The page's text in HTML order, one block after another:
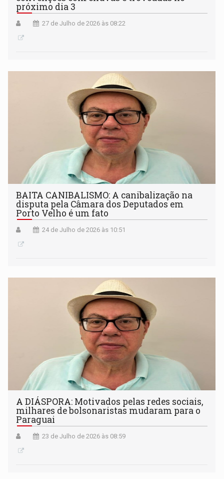
próximo dia 3
27 de Julho de 2026 às 08:22
BAITA CANIBALISMO: A canibalização na
disputa pela Câmara dos Deputados em
Porto Velho é um fato
24 de Julho de 2026 às 10:51
A DIÁSPORA: Motivados pelas redes sociais,
milhares de bolsonaristas mudaram para o
Paraguai
23 de Julho de 2026 às 08:59